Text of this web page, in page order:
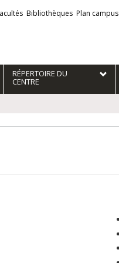
Bibliothèques Plan campus
RÉPERTOIRE DU
CENTRE